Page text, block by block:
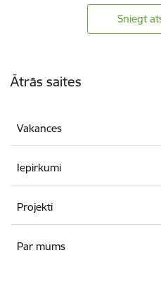
Sniegt
Ātrās saites
Vakances
Iepirkumi
Projekti
Par mums